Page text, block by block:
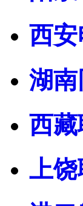
西
湖
西
上